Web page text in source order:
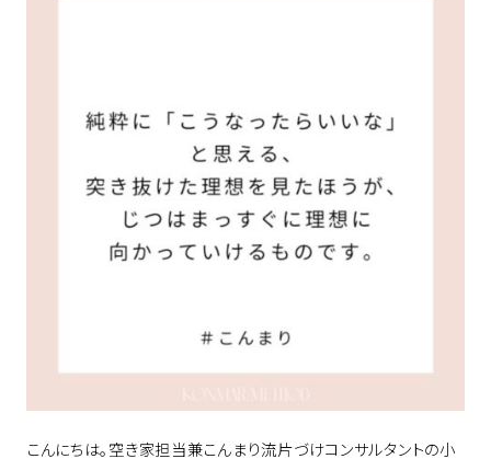
こんにちは。空き家担当兼こんまり流片づけコンサルタントの小